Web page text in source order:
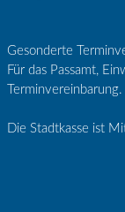
Gesonderte
Für das Passamt,
Terminvereinbarung.
Die Stadtkasse ist